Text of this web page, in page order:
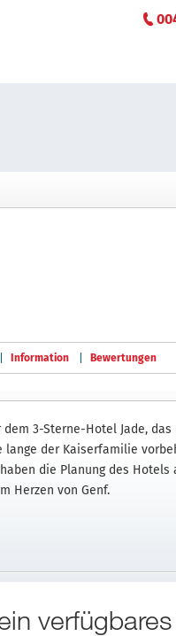
Information Bewertungen
3-Sterne-Hotel Jade,
der Kaiserfamilie
die Planung des Hotels
Herzen von Genf.